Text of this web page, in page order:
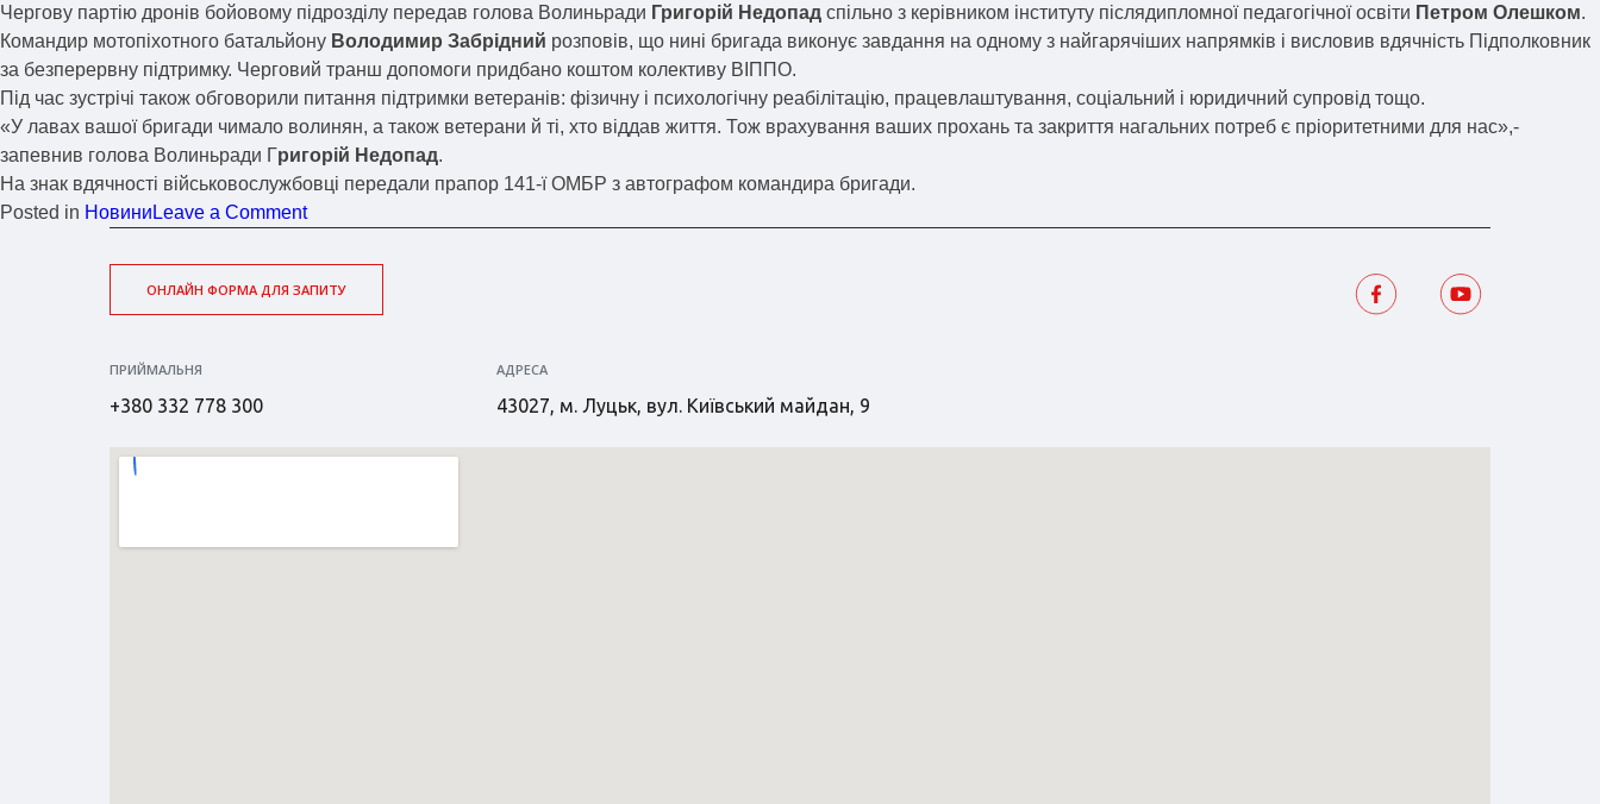
Чергову партію дронів бойовому підрозділу передав голова Волиньради Григорій Недопад спільно з керівником інституту післядипломної педагогічної освіти Петром Олешком.
Командир мотопіхотного батальйону Володимир Забрідний розповів, що нині бригада виконує завдання на одному з найгарячіших напрямків і висловив вдячність Підполковник
за безперервну підтримку. Черговий транш допомоги придбано коштом колективу ВІППО.
Під час зустрічі також обговорили питання підтримки ветеранів: фізичну і психологічну реабілітацію, працевлаштування, соціальний і юридичний супровід тощо.
«У лавах вашої бригади чимало волинян, а також ветерани й ті, хто віддав життя. Тож врахування ваших прохань та закриття нагальних потреб є пріоритетними для нас»,-
запевнив голова Волиньради Григорій Недопад.
На знак вдячності військовослужбовці передали прапор 141-ї ОМБР з автографом командира бригади.
Posted in Новини Leave a Comment
ОНЛАЙН ФОРМА ДЛЯ ЗАПИТУ
ПРИЙМАЛЬНЯ
+380 332 778 300
АДРЕСА
43027, м. Луцьк, вул. Київський майдан, 9